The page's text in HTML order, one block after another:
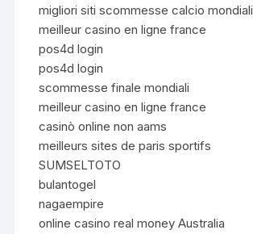
migliori siti scommesse calcio mondiali
meilleur casino en ligne france
pos4d login
pos4d login
scommesse finale mondiali
meilleur casino en ligne france
casinò online non aams
meilleurs sites de paris sportifs
SUMSELTOTO
bulantogel
nagaempire
online casino real money Australia